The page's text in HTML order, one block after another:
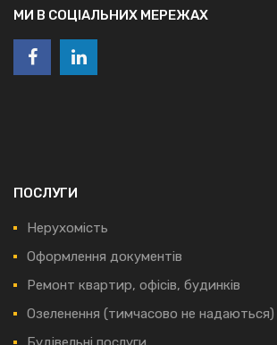
МИ В СОЦІАЛЬНИХ МЕРЕЖАХ
ПОСЛУГИ
Нерухомість
Оформлення документів
Ремонт квартир, офісів, будинків
Озеленення (тимчасово не надаються)